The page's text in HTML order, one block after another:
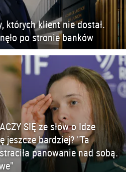
których klient nie dostał.
po stronie banków
SIĘ ze słów o Idze
jeszcze bardziej? "Ta
panowanie nad sobą.